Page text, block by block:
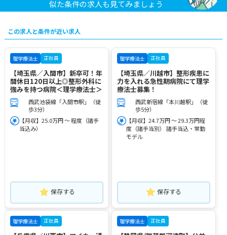
似た条件の求人も見てみましょう
この求人と条件が近い求人
理学療法士 正社員
【埼玉県／入間市】新卒可！年
間休日120日以上◎整形外科に
強みを持つ病院＜理学療法士＞
西武池袋線「入間市駅」（徒
歩3分）
【月収】25.0万円 ～ 程度（諸手
当込み）
保存する
理学療法士 正社員
【埼玉県／川越市】整形疾患に
力を入れる急性期病院にて理学
療法士募集！
西武新宿線「本川越駅」（徒
歩5分）
【月収】24.7万円 ～ 29.3万円程
度（諸手当別） 諸手当込・常勤
モデル
保存する
理学療法士 正社員 理学療法士 正社員